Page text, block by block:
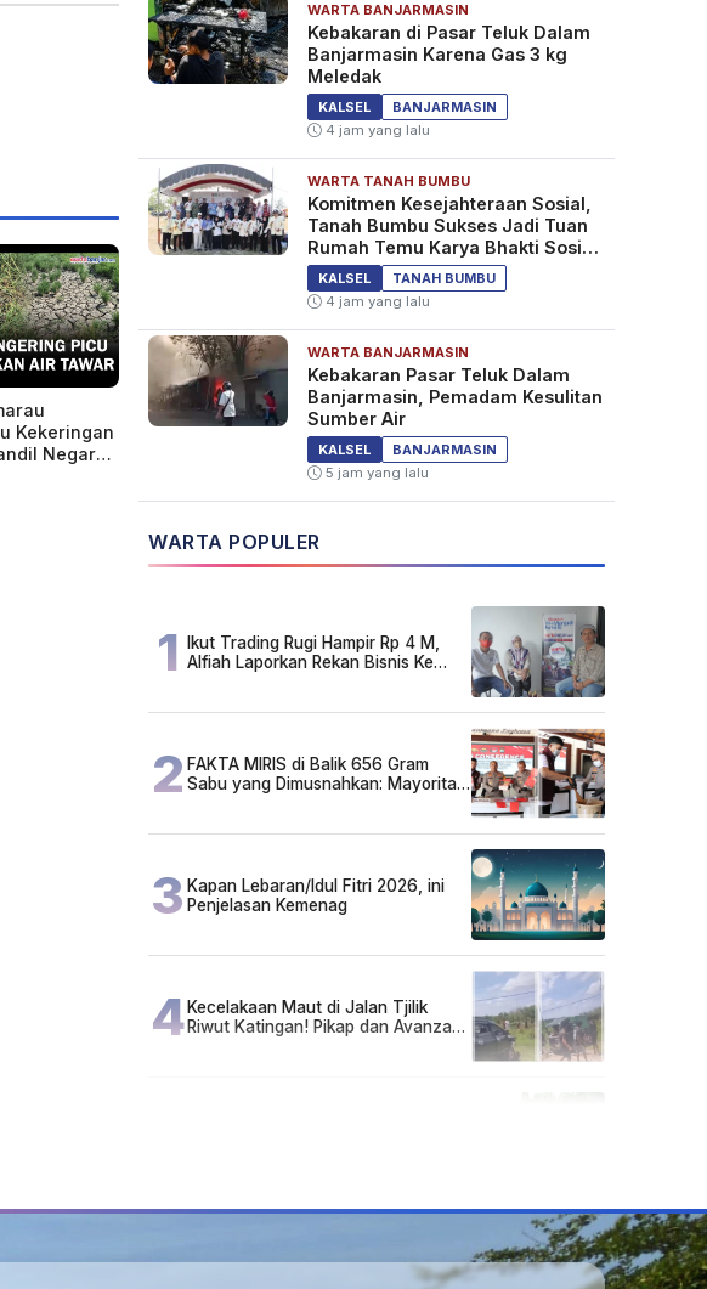
Kekeringan
Negara
WARTA BANJARMASIN
Kebakaran di Pasar Teluk Dalam
Banjarmasin Karena Gas 3 kg
Meledak
KALSEL
BANJARMASIN
4 jam yang lalu
WARTA TANAH BUMBU
Komitmen Kesejahteraan Sosial,
Tanah Bumbu Sukses Jadi Tuan
Rumah Temu Karya Bhakti Sosial
PSM Ke-23
KALSEL
TANAH BUMBU
4 jam yang lalu
WARTA BANJARMASIN
Kebakaran Pasar Teluk Dalam
Banjarmasin, Pemadam Kesulitan
Sumber Air
KALSEL
BANJARMASIN
5 jam yang lalu
WARTA POPULER
1 Ikut Trading Rugi Hampir Rp 4 M,
Alfiah Laporkan Rekan Bisnis Ke
2 FAKTA MIRIS di Balik 656 Gram
Sabu yang Dimusnahkan: Mayoritas
3 Kapan Lebaran/Idul Fitri 2026, ini
Penjelasan Kemenag
4Kecelakaan Maut di Jalan Tjilik
Riwut Katingan! Pikap dan Avanza